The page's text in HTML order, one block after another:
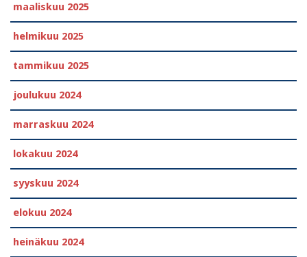
maaliskuu 2025
helmikuu 2025
tammikuu 2025
joulukuu 2024
marraskuu 2024
lokakuu 2024
syyskuu 2024
elokuu 2024
heinäkuu 2024